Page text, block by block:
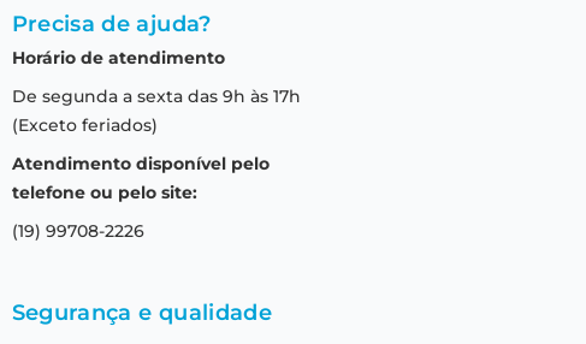
Precisa de ajuda?
Horário de atendimento
De segunda a sexta das 9h às 17h
(Exceto feriados)
Atendimento disponível pelo
telefone ou pelo site:
(19) 99708-2226
Segurança e qualidade